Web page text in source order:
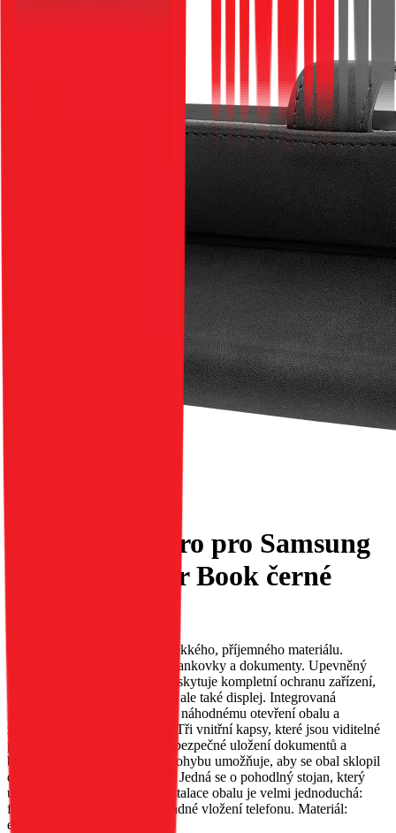
Flipové pouzdro pro Samsung
A26 5G Tender Book černé
Obal TENDER. Vyroben z měkkého, příjemného materiálu.
Vybavený třemi kapsami pro bankovky a dokumenty. Upevněný
magnetem. Obal TENDER poskytuje kompletní ochranu zařízení,
chrání nejen jeho zadní stranu, ale také displej. Integrovaná
magnetická západka zabraňuje náhodnému otevření obalu a
zajišťuje bezpečnost telefonu. Tři vnitřní kapsy, které jsou viditelné
po otevření klopky, umožňují bezpečné uložení dokumentů a
bankovek. Perforace v oblasti ohybu umožňuje, aby se obal sklopil
do polohy stojanu pro televizi. Jedná se o pohodlný stojan, který
usnadňuje sledování filmů. Instalace obalu je velmi jednoduchá:
flexibilní vložka umožňuje snadné vložení telefonu. Materiál:
ekologická kůže.